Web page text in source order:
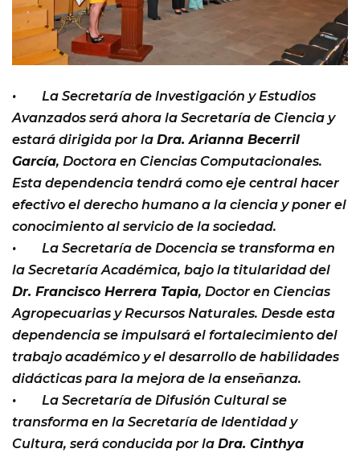
• La Secretaría de Investigación y Estudios
Avanzados será ahora la Secretaría de Ciencia y
estará dirigida por la Dra. Arianna Becerril
García, Doctora en Ciencias Computacionales.
Esta dependencia tendrá como eje central hacer
efectivo el derecho humano a la ciencia y poner el
conocimiento al servicio de la sociedad.
• La Secretaría de Docencia se transforma en
la Secretaría Académica, bajo la titularidad del
Dr. Francisco Herrera Tapia, Doctor en Ciencias
Agropecuarias y Recursos Naturales. Desde esta
dependencia se impulsará el fortalecimiento del
trabajo académico y el desarrollo de habilidades
didácticas para la mejora de la enseñanza.
• La Secretaría de Difusión Cultural se
transforma en la Secretaría de Identidad y
Cultura, será conducida por la Dra. Cinthya